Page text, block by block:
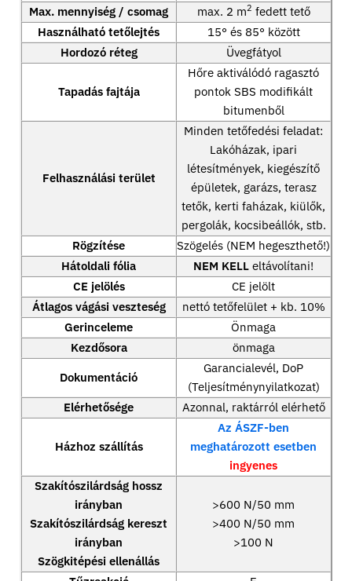
Max. mennyiség / csomag
max. 2 m2 fedett tető
Használható tetőlejtés
15° és 85° között
Hordozó réteg
Üvegfátyol
Tapadás fajtája
Hőre aktiválódó ragasztó
pontok SBS modifikált
bitumenből
Felhasználási terület
Minden tetőfedési feladat:
Lakóházak, ipari
létesítmények, kiegészítő
épületek, garázs, terasz
tetők, kerti faházak, kiülők,
pergolák, kocsibeállók, stb.
Rögzítése
Szögelés (NEM hegeszthető!)
Hátoldali fólia
NEM KELL eltávolítani!
CE jelölés
CE jelölt
Átlagos vágási veszteség
nettó tetőfelület + kb. 10%
Gerinceleme
Önmaga
Kezdősora
önmaga
Dokumentáció
Garancialevél, DoP
(Teljesítménynyilatkozat)
Elérhetősége
Azonnal, raktárról elérhető
Házhoz szállítás
Az ÁSZF-ben
meghatározott esetben
ingyenes
Szakítószilárdság hossz
irányban
Szakítószilárdság kereszt
irányban
Szögkitépési ellenállás
>600 N/50 mm
>400 N/50 mm
>100 N